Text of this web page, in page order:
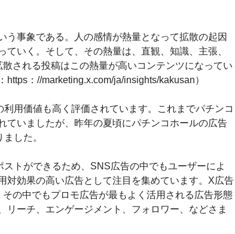
う事象である。人の感情が熱量となって拡散の起因
いく。そして、その熱量は、直観、知識、主張、
される投稿はこの熱量が高いコンテンツになってい
：//marketing.x.com/ja/insights/kakusan）
用価値も高く評価されています。これまでパチンコ
ていましたが、昨年の夏頃にパチンコホールの広告
した。
トができるため、SNS広告の中でもユーザーによ
対効果の高い広告として注目を集めています。X広告
の中でもプロモ広告が最もよく活用される広告形態
リーチ、エンゲージメント、フォロワー、などさま